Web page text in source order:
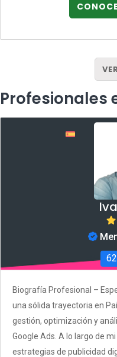
Profesionales
Biografía Profesional –
una sólida trayectoria en
gestión, optimización y
Google Ads. A lo largo de
estrategias de publicidad